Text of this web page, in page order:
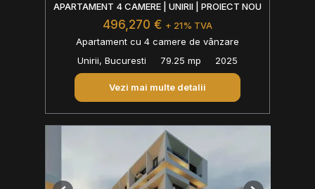
APARTAMENT 4 CAMERE | UNIRII | PROIECT NOU
496,270 € + 21% TVA
Apartament cu 4 camere de vânzare
Unirii, Bucuresti
79.25 mp 2025
Vezi mai multe detalii